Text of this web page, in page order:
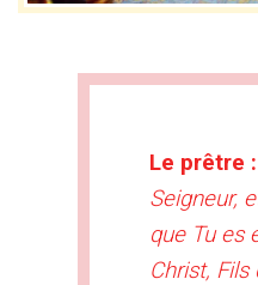
Le prêtre :
Seigneur,
que Tu es
Christ, Fils